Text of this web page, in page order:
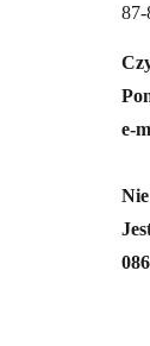
87-
e-